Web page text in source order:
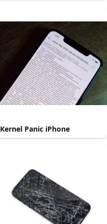
Kernel Panic iPhone